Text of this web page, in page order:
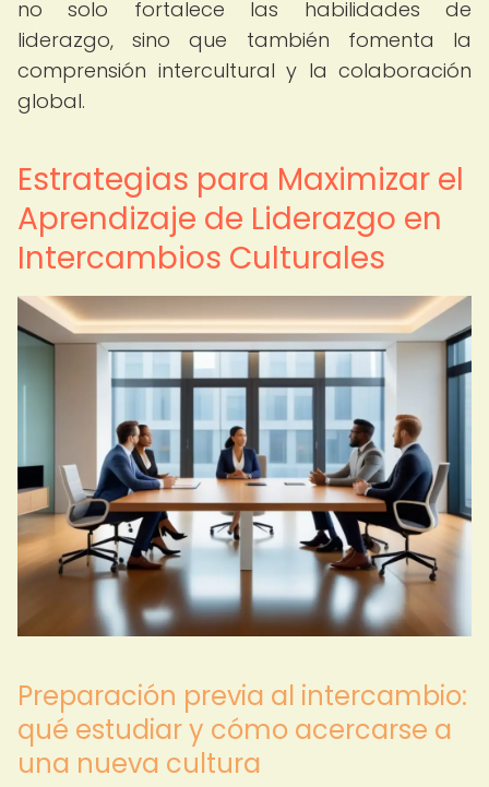
no solo fortalece las habilidades de
liderazgo, sino que también fomenta la
comprensión intercultural y la colaboración
global.
Estrategias para Maximizar el
Aprendizaje de Liderazgo en
Intercambios Culturales
Preparación previa al intercambio:
qué estudiar y cómo acercarse a
una nueva cultura